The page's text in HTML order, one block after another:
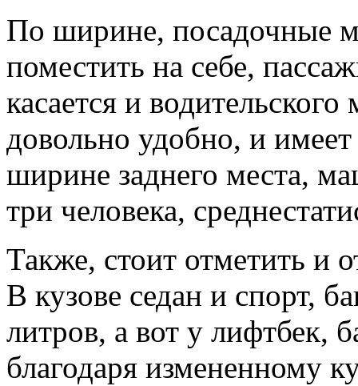
По ширине, посадочные
поместить на себе,
касается и
довольно удобно, и
ширине заднего места,
три человека,
Также, стоит отметить и
В кузове седан и спорт,
литров, а вот у лифтбек,
благодаря измененному